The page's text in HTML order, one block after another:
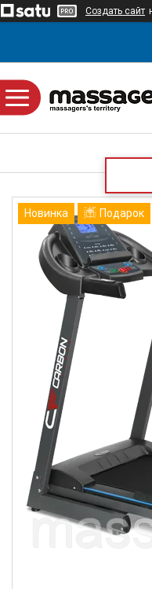
Создать сайт
Новинка Подарок